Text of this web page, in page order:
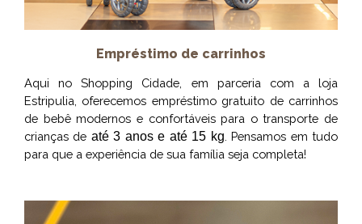
Empréstimo de carrinhos
Aqui no Shopping Cidade, em parceria com a loja
Estripulia, oferecemos empréstimo gratuito de carrinhos
de bebê modernos e confortáveis ​​para o transporte de
crianças de até3 anos e até 15 kg . Pensamos em tudo
para que a experiência de sua família seja completa!